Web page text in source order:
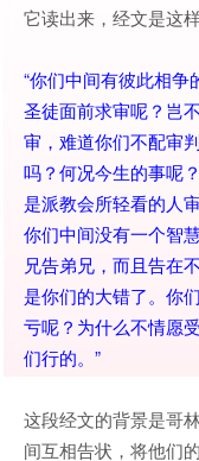
它读出来，经文是这
“你们中间有彼此相
圣徒面前求审呢？岂
审，难道你们不配审
吗？何况今生的事呢
是派教会所轻看的人
你们中间没有一个智
兄告弟兄，而且告在
是你们的大错了。你
亏呢？为什么不情愿
们行的。”
这段经文的背景是哥
间互相告状，将他们